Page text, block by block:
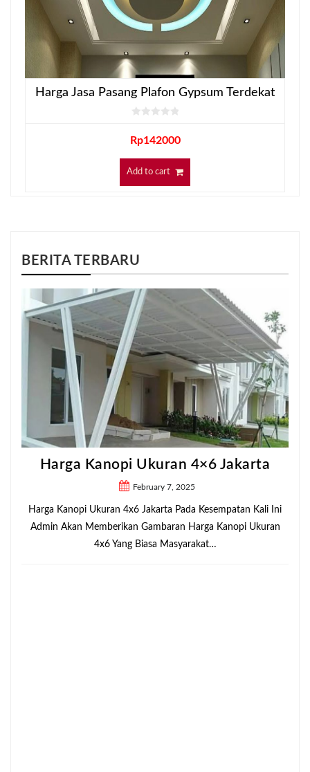
Harga Jasa Pasang Plafon Gypsum Terdekat
Rp142000
Add to cart
BERITA TERBARU
Harga Kanopi Ukuran 4×6 Jakarta
February 7, 2025
Harga Kanopi Ukuran 4x6 Jakarta Pada Kesempatan Kali Ini
Admin Akan Memberikan Gambaran Harga Kanopi Ukuran
4x6 Yang Biasa Masyarakat…